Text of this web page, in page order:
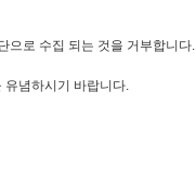
으로 수집 되는 것을 거부합니다.
유념하시기 바랍니다.